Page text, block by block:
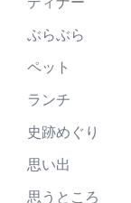
ぶらぶら
ペット
ランチ
史跡めぐり
思い出
思うところ